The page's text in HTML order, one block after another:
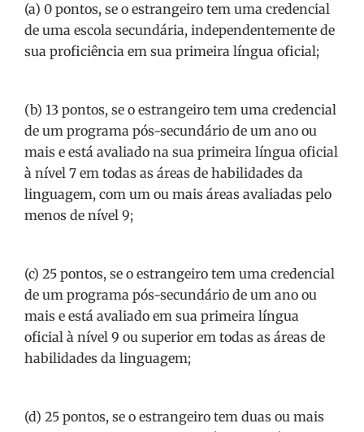
(a) 0 pontos, se o estrangeiro tem uma credencial
de uma escola secundária, independentemente de
sua proficiência em sua primeira língua oficial;
(b) 13 pontos, se o estrangeiro tem uma credencial
de um programa pós-secundário de um ano ou
mais e está avaliado na sua primeira língua oficial
à nível 7 em todas as áreas de habilidades da
linguagem, com um ou mais áreas avaliadas pelo
menos de nível 9;
(c) 25 pontos, se o estrangeiro tem uma credencial
de um programa pós-secundário de um ano ou
mais e está avaliado em sua primeira língua
oficial à nível 9 ou superior em todas as áreas de
habilidades da linguagem;
(d) 25 pontos, se o estrangeiro tem duas ou mais